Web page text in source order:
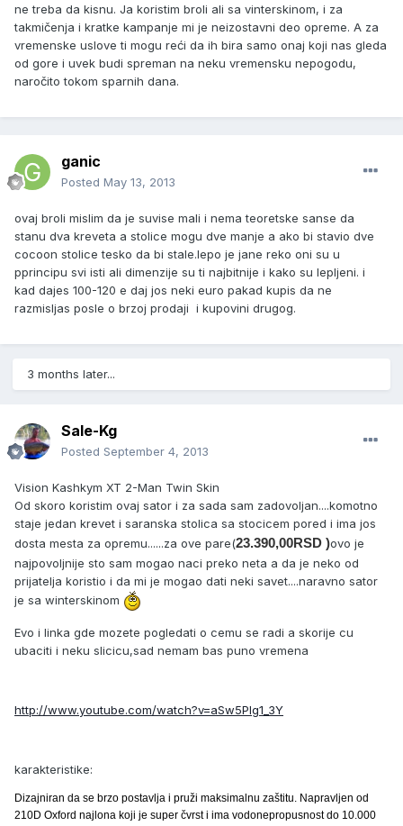
ne treba da kisnu. Ja koristim broli ali sa vinterskinom, i za
takmičenja i kratke kampanje mi je neizostavni deo opreme. A za
vremenske uslove ti mogu reći da ih bira samo onaj koji nas gleda
od gore i uvek budi spreman na neku vremensku nepogodu,
naročito tokom sparnih dana.
ganic
Posted May 13, 2013
ovaj broli mislim da je suvise mali i nema teoretske sanse da
stanu dva kreveta a stolice mogu dve manje a ako bi stavio dve
cocoon stolice tesko da bi stale.lepo je jane reko oni su u
pprincipu svi isti ali dimenzije su ti najbitnije i kako su lepljeni. i
kad dajes 100-120 e daj jos neki euro pakad kupis da ne
razmisljas posle o brzoj prodaji i kupovini drugog.
3 months later...
Sale-Kg
Posted September 4, 2013
Vision Kashkym XT 2-Man Twin Skin
Od skoro koristim ovaj sator i za sada sam zadovoljan....komotno
staje jedan krevet i saranska stolica sa stocicem pored i ima jos
dosta mesta za opremu......za ove pare(23.390,00RSD )ovo je
najpovoljnije sto sam mogao naci preko neta a da je neko od
prijatelja koristio i da mi je mogao dati neki savet....naravno sator
je sa winterskinom
Evo i linka gde mozete pogledati o cemu se radi a skorije cu
ubaciti i neku slicicu,sad nemam bas puno vremena
http://www.youtube.com/watch?v=aSw5Plg1_3Y
karakteristike:
Dizajniran da se brzo postavlja i pruži maksimalnu zaštitu. Napravljen od
210D Oxford najlona koji je super čvrst i ima vodonepropusnost do 10.000